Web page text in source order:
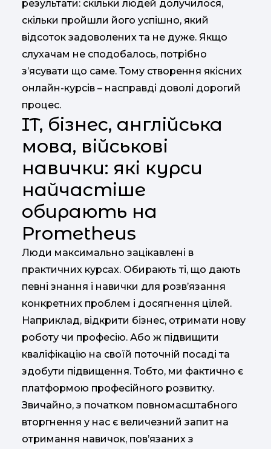
результати: скільки людей долучилося,
скільки пройшли його успішно, який
відсоток задоволених та не дуже. Якщо
слухачам не сподобалось, потрібно
з’ясувати що саме. Тому створення якісних
онлайн-курсів – насправді доволі дорогий
процес.
IT, бізнес, англійська
мова, військові
навички: які курси
найчастіше
обирають на
Prometheus
Люди максимально зацікавлені в
практичних курсах. Обирають ті, що дають
певні знання і навички для розв’язання
конкретних проблем і досягнення цілей.
Наприклад, відкрити бізнес, отримати нову
роботу чи професію. Або ж підвищити
кваліфікацію на своїй поточній посаді та
здобути підвищення. Тобто, ми фактично є
платформою професійного розвитку.
Звичайно, з початком повномасштабного
вторгнення у нас є величезний запит на
отримання навичок, пов’язаних з